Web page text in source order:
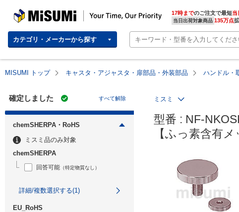
MISUMI | Your Time, Our Priority 17時までのご注文で最短当
当日出荷対象商品 135万点
カテゴリ・メーカーから探す
MISUMI トップ キャスタ・アジャスタ・扉部品・外装部品 ハンドル・
確定しました すべて解除
chemSHERPA・RoHS
ミスミ品のみ対象
chemSHERPA
回答可能 （特定物質なし）
詳細/複数選択する(1)
EU_RoHS
ミスミ
型番 : NF-
【ふっ素含有